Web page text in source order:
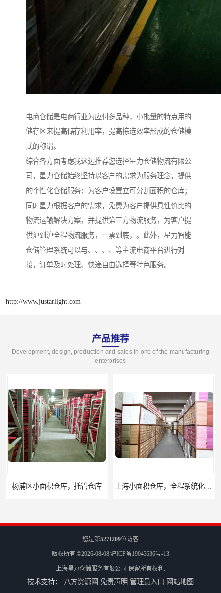
电商仓储是电商行业为应付多品种，小批量的特点用的
储存区来提高储存利用率，提高拣选效率形成的仓储模
式的称谓。
综合各方面考虑我这边推荐您选择星力仓储物流有限公
司，星力仓储始终坚持以客户的需求为服务理念，提供
的个性化仓储服务：为客户设置立可分割面积的仓库；
同时星力根据客户的需求，免费为客户提供具性价比的
物流运输解决方案，并提供第三方物流服务，为客户提
供沪到沪全程物流服务，一票到底，。此外，星力智能
仓储管理系统可以与、、、、等主流电商平台进行对
接，订单及时处理、快递自由选择等特色服务。
http://www.justarlight.com
产品推荐
Development, design, production and sales in one of the manufacturing
enterprises
杨浦区小面积仓库，托管仓库
您是第5271209位访客
版权所有 ©2026-08-08 沪ICP备19043636号-13
上海星力仓储服务有限公司 保留所有权利.
技术支持： 八方资源网 免责声明 管理员入口 网站地图